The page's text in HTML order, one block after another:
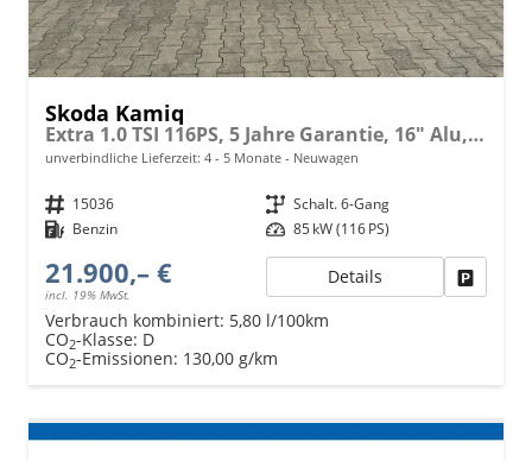
Skoda Kamiq
Extra 1.0 TSI 116PS, 5 Jahre Garantie, 16" Alu, Climatronic, Radio 8" + SmartLink, Parksensoren hinten, Rückfahrkamera, Sitzheizung, SunSet, Tempomat, Armlehne, NSW, LED-Scheinwerfer, Dachreling, Virtual Cockpit, Reserverad, M-Lederlenkrad, Easy Start
unverbindliche Lieferzeit: 4 - 5 Monate Neuwagen
Fahrzeugnr. 15036 Getriebe Schalt. 6-Gang
Kraftstoff Benzin Leistung 85 kW (116 PS)
21.900,– €
incl. 19% MwSt.
Details
Verbrauch kombiniert: 5,80 l/100km
CO2-Klasse: D
CO2-Emissionen: 130,00 g/km